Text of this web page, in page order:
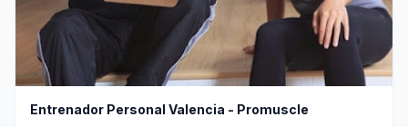
Entrenador Personal Valencia - Promuscle